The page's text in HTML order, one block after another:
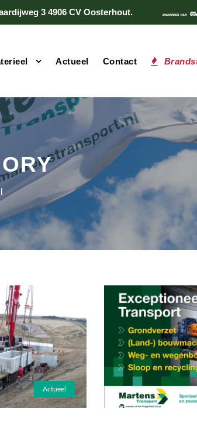
3 4906 CV Oosterhout.
Actueel Contact
Actueel